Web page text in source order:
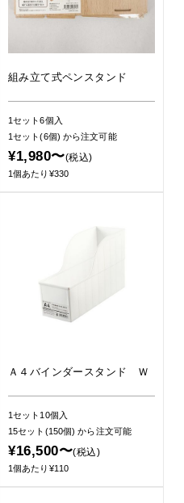
組み立て式ペンスタンド
1セット6個入
1セット(6個) から注文可能
¥1,980〜(税込)
1個あたり¥330
Ａ４バインダースタンド Ｗ
1セット10個入
15セット(150個)から注文可能
¥16,500〜(税込)
1個あたり¥110